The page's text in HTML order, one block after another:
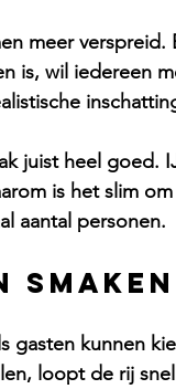
meer verspreid.
is, wil iedereen
juist heel goed.
is het slim
aantal personen.
gasten kunnen
loopt de rij